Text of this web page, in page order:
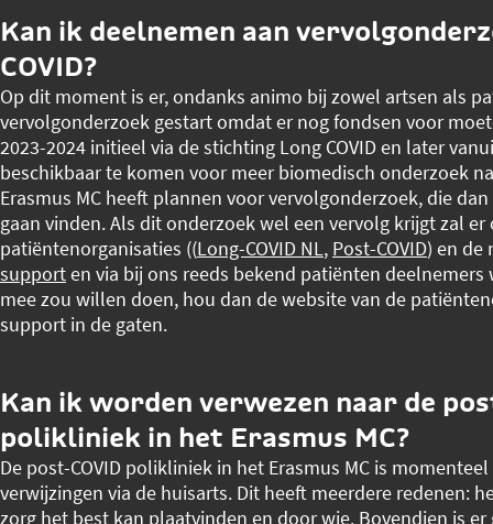
Kan ik deelnemen aan
COVID?
Op dit moment is er, ondanks animo bij zowel artsen als
vervolgonderzoek gestart omdat er nog fondsen voor
2023-2024 initieel via de stichting Long COVID en later
beschikbaar te komen voor meer biomedisch onderzoek
Erasmus MC heeft plannen voor vervolgonderzoek, die
gaan vinden. Als dit onderzoek wel een vervolg krijgt zal er
patiëntenorganisaties ((Long-COVID NL, Post-COVID) en de
supporten via bij ons reeds bekend patiënten deelnemers
mee zou willen doen, hou dan de website van de
support in de gaten.
Kan ik worden verwezen naar de
polikliniek in het Erasmus MC?
De post-COVID polikliniek in het Erasmus MC is
verwijzingen via de huisarts. Dit heeft meerdere redenen:
zorg het best kan plaatvinden en door wie. Bovendien is